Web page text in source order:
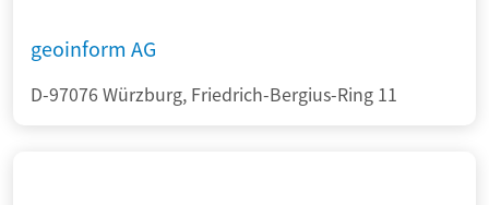
geoinform AG
D-97076 Würzburg, Friedrich-Bergius-Ring 11